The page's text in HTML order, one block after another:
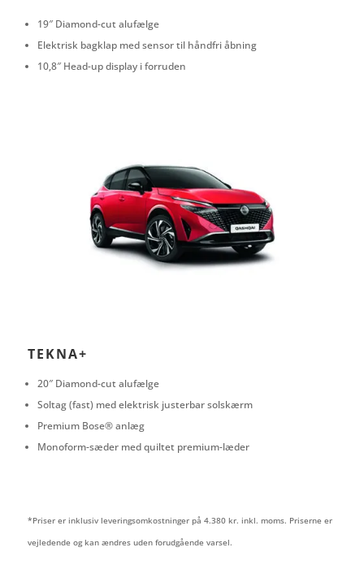
19″ Diamond-cut alufælge
Elektrisk bagklap med sensor til håndfri åbning
10,8″ Head-up display i forruden
TEKNA+
20″ Diamond-cut alufælge
Soltag (fast) med elektrisk justerbar solskærm
Premium Bose® anlæg
Monoform-sæder med quiltet premium-læder
*Priser er inklusiv leveringsomkostninger på 4.380 kr. inkl. moms. Priserne er
vejledende og kan ændres uden forudgående varsel.